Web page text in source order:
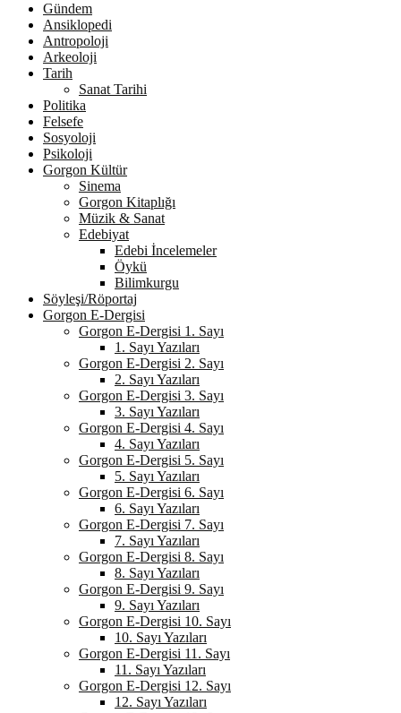
Gündem
Ansiklopedi
Antropoloji
Arkeoloji
Tarih
Sanat Tarihi
Politika
Felsefe
Sosyoloji
Psikoloji
Gorgon Kültür
Sinema
Gorgon Kitaplığı
Müzik & Sanat
Edebiyat
Edebi İncelemeler
Öykü
Bilimkurgu
Söyleşi/Röportaj
Gorgon E-Dergisi
Gorgon E-Dergisi 1. Sayı
1. Sayı Yazıları
Gorgon E-Dergisi 2. Sayı
2. Sayı Yazıları
Gorgon E-Dergisi 3. Sayı
3. Sayı Yazıları
Gorgon E-Dergisi 4. Sayı
4. Sayı Yazıları
Gorgon E-Dergisi 5. Sayı
5. Sayı Yazıları
Gorgon E-Dergisi 6. Sayı
6. Sayı Yazıları
Gorgon E-Dergisi 7. Sayı
7. Sayı Yazıları
Gorgon E-Dergisi 8. Sayı
8. Sayı Yazıları
Gorgon E-Dergisi 9. Sayı
9. Sayı Yazıları
Gorgon E-Dergisi 10. Sayı
10. Sayı Yazıları
Gorgon E-Dergisi 11. Sayı
11. Sayı Yazıları
Gorgon E-Dergisi 12. Sayı
12. Sayı Yazıları